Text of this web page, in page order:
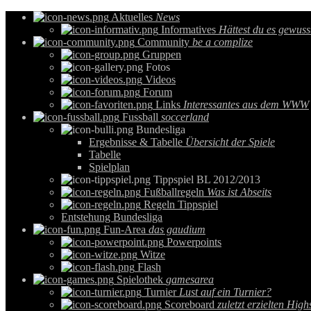
Aktuelles News
Informatives Hättest du es
Community be a complize
Gruppen
Fotos
Videos
Forum
Links Interessantes aus dem WWW
Fussball soccerland
Bundesliga
Ergebnisse & Tabelle Übersicht der Spiele
Tabelle
Spielplan
Tippspiel BL 2012/2013
Fußballregeln Was ist Abseits
Regeln Tippspiel
Entstehung Bundesliga
Fun-Area das gaudium
Powerpoints
Witze
Flash
Spielothek gamesarea
Turnier Lust auf ein Turnier?
Scoreboard zuletzt erzielten